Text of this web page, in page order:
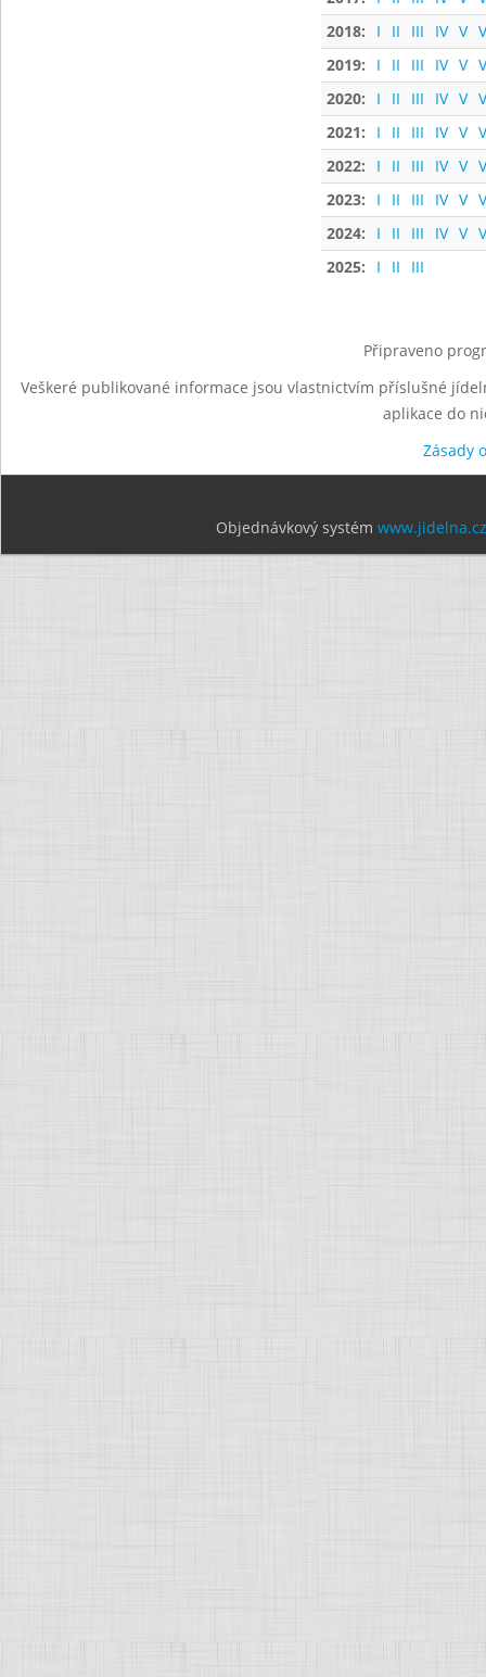
2018:
I II III IV V
2019:
I II III IV V
2020:
I II III IV V
2021:
I II III IV V
2022:
I II III IV V
2023:
I II III IV V
2024:
I II III IV V
2025:
I II III
Připraveno
Veškeré publikované informace jsou vlastnictvím příslušné
aplikace do
Zásady
Objednávkový systém www.jidelna.cz